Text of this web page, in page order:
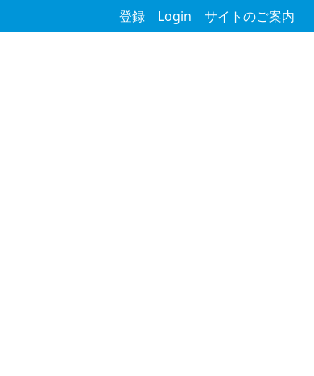
登録 Login サイトのご案内